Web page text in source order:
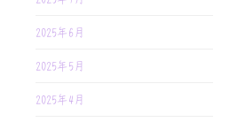
2025年6月
2025年5月
2025年4月